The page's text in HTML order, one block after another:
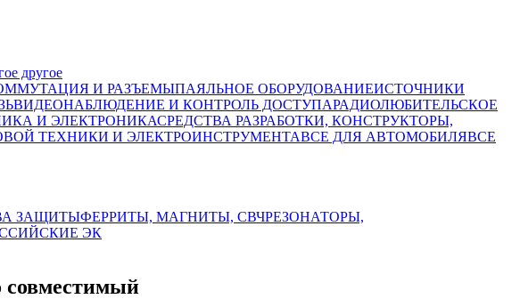
другое
И РАЗЪЕМЫПАЯЛЬНОЕ ОБОРУДОВАНИЕИСТОЧНИКИ
ВИДЕОНАБЛЮДЕНИЕ И КОНТРОЛЬ ДОСТУПАРАДИОЛЮБИТЕЛЬСКОЕ
И ЭЛЕКТРОНИКАСРЕДСТВА РАЗРАБОТКИ, КОНСТРУКТОРЫ,
ТЕХНИКИ И ЭЛЕКТРОИНСТРУМЕНТАВСЕ ДЛЯ АВТОМОБИЛЯВСЕ
ЗАЩИТЫФЕРРИТЫ, МАГНИТЫ, СВЧРЕЗОНАТОРЫ,
ЭК
совместимый